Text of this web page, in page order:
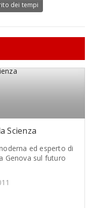
dei tempi
Scienza
ed esperto di
Genova sul futuro